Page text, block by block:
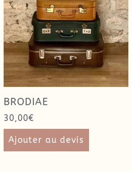
BRODIAE
30,00€
Ajouter au devis